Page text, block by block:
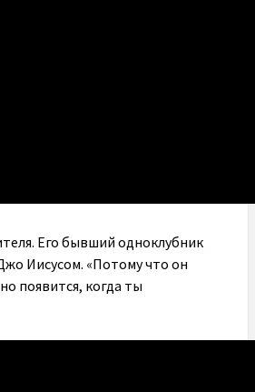
Его бывший одноклубник
Иисусом. «Потому что он
появится, когда ты